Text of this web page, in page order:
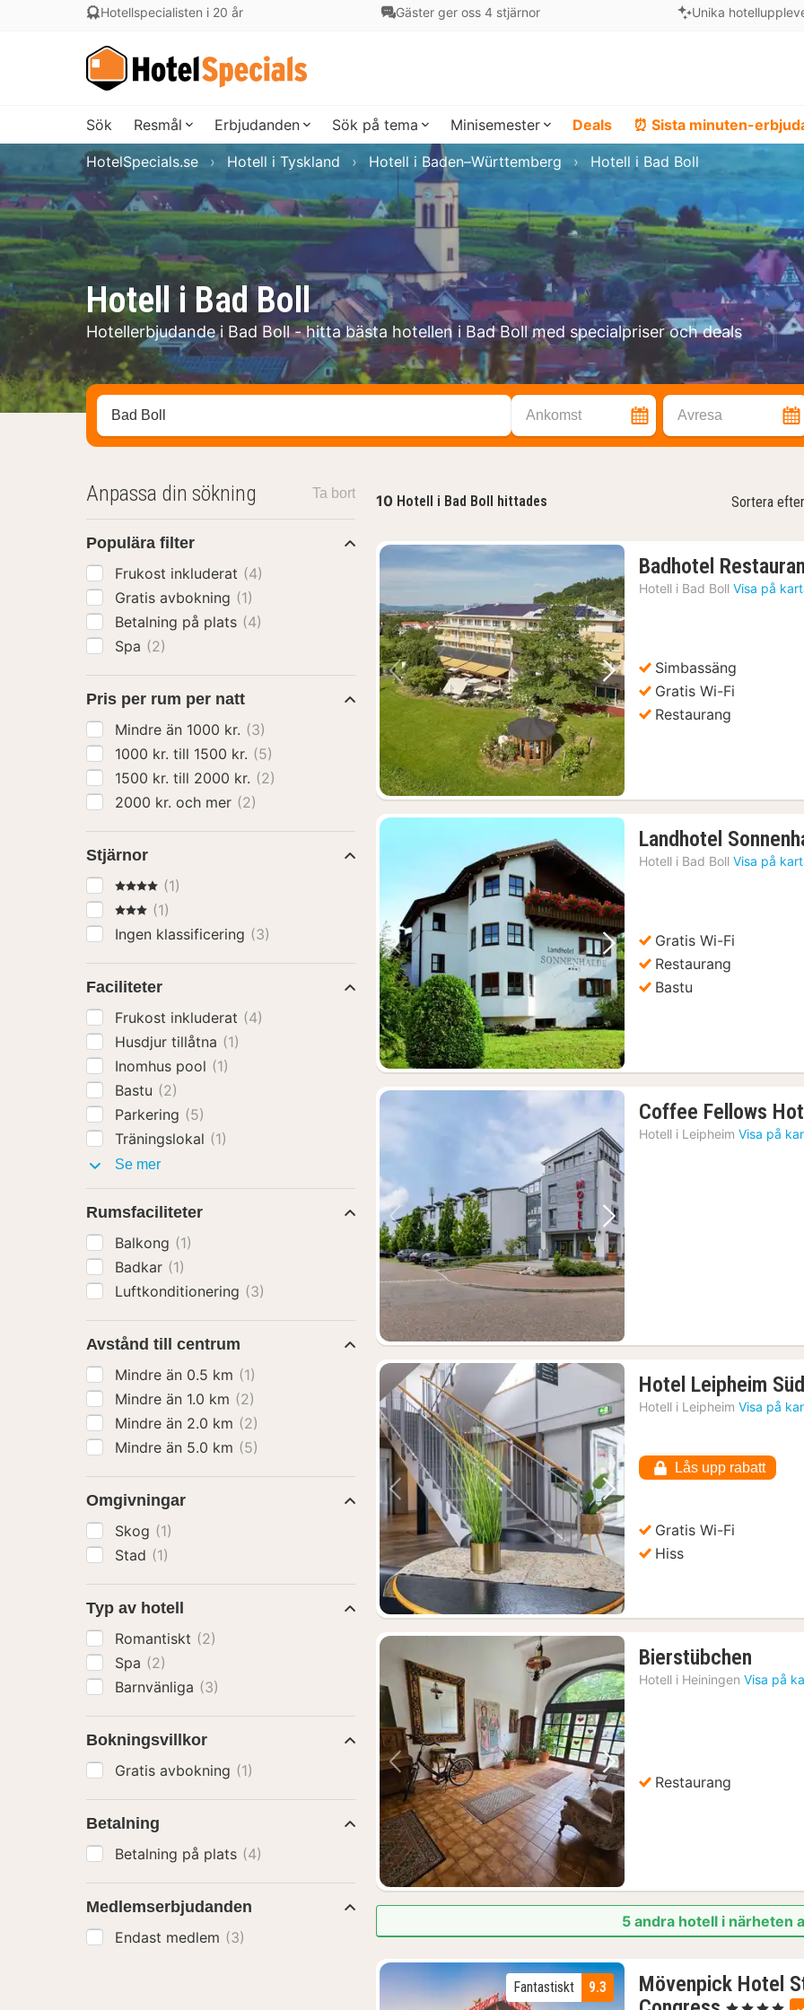
Hotellspecialisten i 20 år Gäster ger oss 4 stjärnor Unika
Sök Resmål Erbjudanden Sök på tema Minisemester Deals ⏰ Sista minuten-
Hotell i Bad Boll
Hotellerbjudande i Bad Boll - hitta bästa hotellen i Bad Boll med specialpriser och deals
HotelSpecials.se Hotell i Tyskland Hotell i Baden–Württemberg Hotell i Bad Boll
Sök efter hotell, område eller stad Ankomst Avresa
10 Hotell i Bad Boll hittades Sortera efter
Föregående bild Nästa bild
Badhotel
Hotell i Bad Boll Visa på
Simbassäng
Gratis Wi-Fi
Restaurang
Föregående bild Nästa bild
Landhotel
Hotell i Bad Boll Visa på
Gratis Wi-Fi
Restaurang
Bastu
Föregående bild Nästa bild
Coffee Fellows
Hotell i Leipheim Visa på
Föregående bild Nästa bild
Hotel Leipheim Süd
Hotell i Leipheim Visa på
Lås upp rabatt
Gratis Wi-Fi
Hiss
Föregående bild Nästa bild
Bierstübchen
natt
Hotell i Heiningen Visa på
Restaurang
5 andra hotell i närheten
9.3
Fantastiskt
Mövenpick Hotel
2
, 4 Stjärnor
Anpassa din sökning Ta bort
Populära filter
Frukost inkluderat (4)
Gratis avbokning (1)
Betalning på plats (4)
Spa (2)
Pris per rum per natt
Mindre än 1000 kr. (3)
1000 kr. till 1500 kr. (5)
1500 kr. till 2000 kr. (2)
2000 kr. och mer (2)
Stjärnor
4 Stjärnor
(1)
3 Stjärnor
(1)
Ingen klassificering (3)
Faciliteter
Frukost inkluderat (4)
Husdjur tillåtna (1)
Inomhus pool (1)
Bastu (2)
Parkering (5)
Träningslokal (1)
Se merFaciliteter
Rumsfaciliteter
Balkong (1)
Badkar (1)
Luftkonditionering (3)
Avstånd till centrum
Mindre än 0.5 km (1)
Mindre än 1.0 km (2)
Mindre än 2.0 km (2)
Mindre än 5.0 km (5)
Omgivningar
Skog (1)
Stad (1)
Typ av hotell
Romantiskt (2)
Spa (2)
Barnvänliga (3)
Bokningsvillkor
Gratis avbokning (1)
Betalning
Betalning på plats (4)
Medlemserbjudanden
Endast medlem (3)